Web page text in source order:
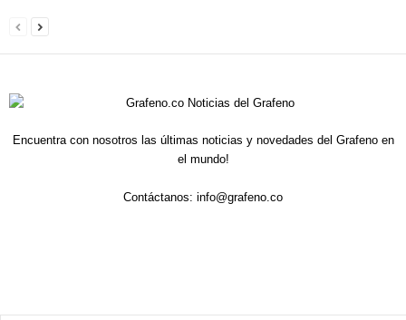
Encuentra con nosotros las últimas noticias y novedades del Grafeno en
el mundo!
Contáctanos: info@grafeno.co